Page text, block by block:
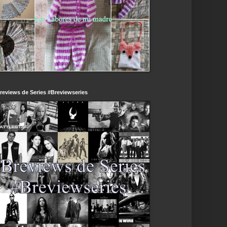
de Series #Breviewseries